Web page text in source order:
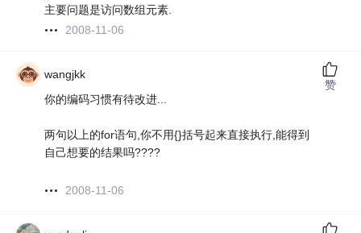
主要问题是访问数组元素.
2008-11-06
wangjkk
你的编码习惯有待改进...
两句以上的for语句,你不用{}括号起来直接执行,能得到
自己想要的结果吗????
2008-11-06
赞